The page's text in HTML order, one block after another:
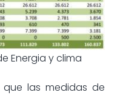
Energia y clima
las medidas de